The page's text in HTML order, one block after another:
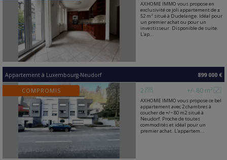
AXHOME IMMO vous propose en
exclusivité ce joli appartement de ±
52 m² situé à Dudelange. Idéal pour
un premier achat ou pour un
investisseur. Disponible de suite.
L'ap...
Appartement à Luxembourg-Neudorf 899 000 €
COMPROMIS +/- 80 m²
2
AXHOME IMMO vous propose ce bel
appartement avec 2 chambres à
coucher de +/− 80 m2 situé à
Neudorf. Proche de toutes
commodités et idéal pour un
premier achat. L'appartem...